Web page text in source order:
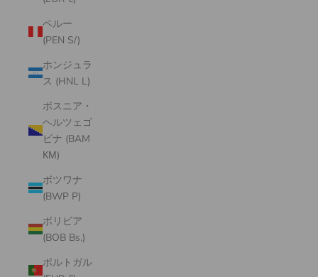
ペルー
(PEN S/)
ホンジュラ
ス (HNL L)
ボスニア・
ヘルツェゴ
ビナ (BAM
КМ)
ボツワナ
(BWP P)
ボリビア
(BOB Bs.)
ポルトガル